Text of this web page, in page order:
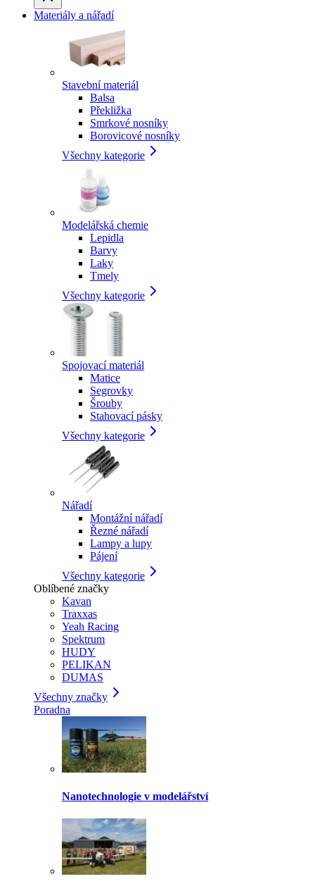
Materiály a nářadí
Stavební materiál
Balsa
Překližka
Smrkové nosníky
Borovicové nosníky
Všechny kategorie
Modelářská chemie
Lepidla
Barvy
Laky
Tmely
Všechny kategorie
Spojovací materiál
Matice
Segrovky
Šrouby
Stahovací pásky
Všechny kategorie
Nářadí
Montážní nářadí
Řezné nářadí
Lampy a lupy
Pájení
Všechny kategorie
Oblíbené značky
Kavan
Traxxas
Yeah Racing
Spektrum
HUDY
PELIKAN
DUMAS
Všechny značky
Poradna
Nanotechnologie v modelářství